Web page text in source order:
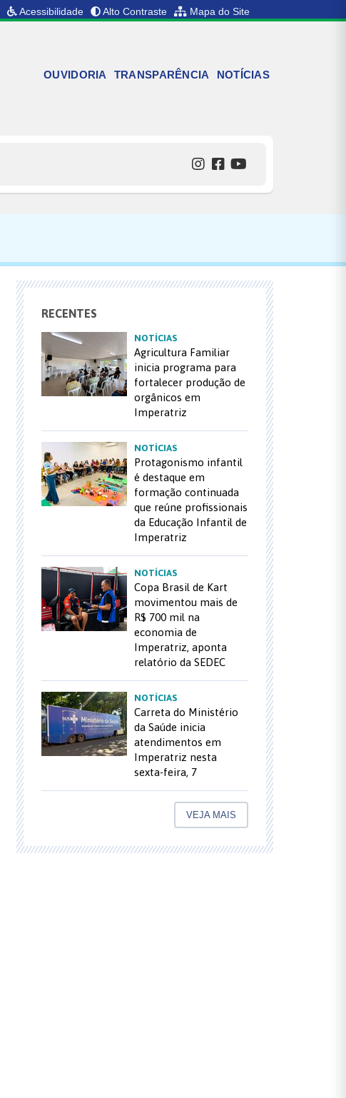
Acessibilidade Alto Contraste Mapa do Site
OUVIDORIA TRANSPARÊNCIA NOTÍCIAS
RECENTES
NOTÍCIAS
Agricultura Familiar
inicia programa para
fortalecer produção de
orgânicos em
Imperatriz
NOTÍCIAS
Protagonismo infantil
é destaque em
formação continuada
que reúne profissionais
da Educação Infantil de
Imperatriz
NOTÍCIAS
Copa Brasil de Kart
movimentou mais de
R$ 700 mil na
economia de
Imperatriz, aponta
relatório da SEDEC
NOTÍCIAS
Carreta do Ministério
da Saúde inicia
atendimentos em
Imperatriz nesta
sexta-feira, 7
VEJA MAIS